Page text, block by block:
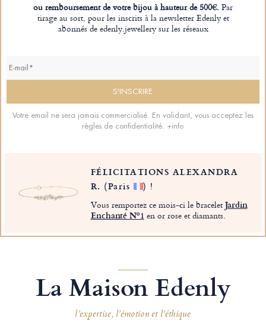
ou remboursement de votre bijou à hauteur de 500€.Par
tirage au sort, pour les inscrits à la newsletter Edenly et
abonnés de edenly.jewellery sur les réseaux
Votre email ne sera jamais commercialisé. En validant, vous acceptez les
règles de confidentialité. +info
FÉLICITATIONS ALEXANDRA
R. (Paris ) !
Vous remportez ce mois-ci le braceletJardin
Enchanté Nº1 en or rose et diamants.
La Maison Edenly
l’expertise, l’émotion et l’éthique